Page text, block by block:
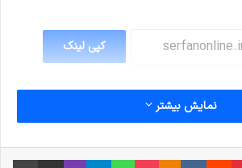
کپی لینک
نمایش بیشتر
‫پین‌ترست
‫رددیت‫VKontakte
‫Odnoklassniki
پاکتواتس آپ تلگراموایبر اشتراک گذاری از طریق ایمیل